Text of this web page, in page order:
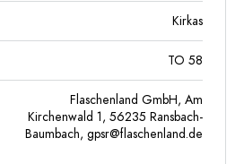
Kirkas
TO 58
Flaschenland GmbH, Am
Kirchenwald 1, 56235 Ransbach-
Baumbach, gpsr@flaschenland.de